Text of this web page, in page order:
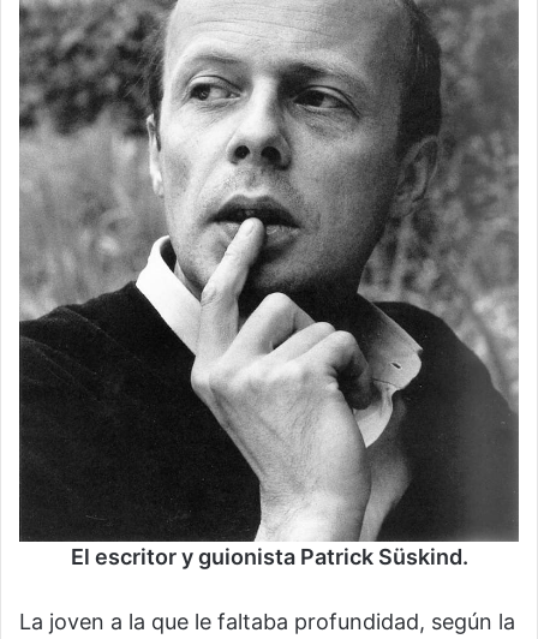
El escritor y guionista Patrick Süskind.
La joven a la que le faltaba profundidad, según la